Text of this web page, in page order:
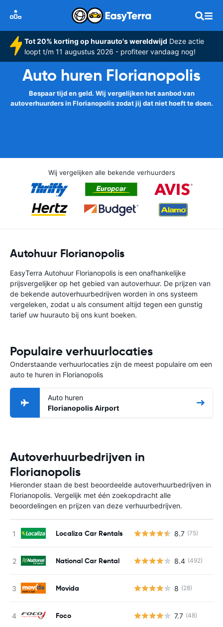
Tot 20% korting op huurauto's wereldwijd Deze actie
loopt t/m 11 augustus 2026 - profiteer vandaag nog!
Auto huren Florianopolis
Bespaar tijd en geld. Wij vergelijken het aanbod van
autoverhuurders in Florianopolis zodat jij dat niet hoeft te doen.
Wij vergelijken alle bekende verhuurders
Autohuur Florianopolis
EasyTerra Autohuur Florianopolis is een onafhankelijke
prijsvergelijker op het gebied van autoverhuur. De prijzen van
de bekende autoverhuurbedrijven worden in ons systeem
vergeleken, zodat u als consument altijd tegen een gunstig
tarief uw huurauto bij ons kunt boeken.
Populaire verhuurlocaties
Onderstaande verhuurlocaties zijn de meest populaire om een
auto te huren in Florianopolis
Auto huren
Florianopolis Airport
Autoverhuurbedrijven in
Florianopolis
Hieronder staan de best beoordeelde autoverhuurbedrijven in
Florianopolis. Vergelijk met één zoekopdracht alle
beoordelingen en prijzen van deze verhuurbedrijven.
Localiza Car Rentals 8.7 (75)
National Car Rental 8.4 (492)
Movida 8 (28)
Foco 7.7 (48)